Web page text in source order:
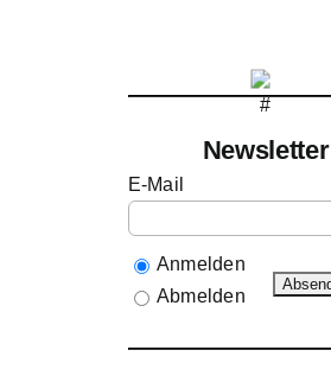
Newsletter
E-Mail
Anmelden
Abmelden